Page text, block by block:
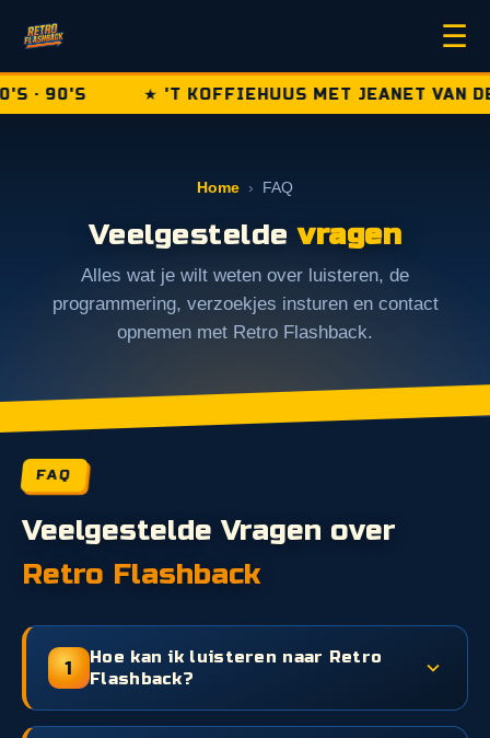
☰
· 90'S ★ 'T KOFFIEHUUS MET JEANET VAN
Home › FAQ
Veelgesteldevragen
Alles wat je wilt weten over luisteren, de
programmering, verzoekjes insturen en contact
opnemen met Retro Flashback.
FAQ
Veelgestelde Vragen over
Retro Flashback
1
Hoe kan ik luisteren naar Retro
Flashback?